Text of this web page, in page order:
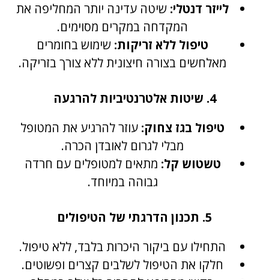
לייזר דנטלי: שיטה עדינה יותר המחליפה את
המקדחה במקרים מסוימים.
טיפול ללא זריקות: שימוש בחומרים
מאלחשים בצורה חיצונית ללא צורך בזריקה.
4. שיטות אלטרנטיביות להרגעה
טיפול בגז צחוק: עוזר להרגיע את המטופל
מבלי לגרום לאובדן הכרה.
טשטוש קל: מתאים למטופלים עם חרדה
גבוהה במיוחד.
5. תכנון הדרגתי של הטיפולים
התחילו עם ביקור היכרות בלבד, ללא טיפול.
חלקו את הטיפול לשלבים קצרים ופשוטים.